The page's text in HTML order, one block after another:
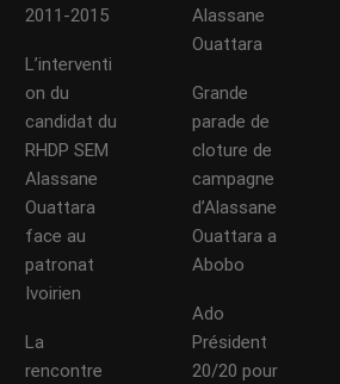
2011-2015
L’interventi
on du
candidat du
RHDP SEM
Alassane
Ouattara
face au
patronat
Ivoirien
La
rencontre
Alassane
Ouattara
Grande
parade de
cloture de
campagne
d’Alassane
Ouattara a
Abobo
Ado
Président
20/20 pour